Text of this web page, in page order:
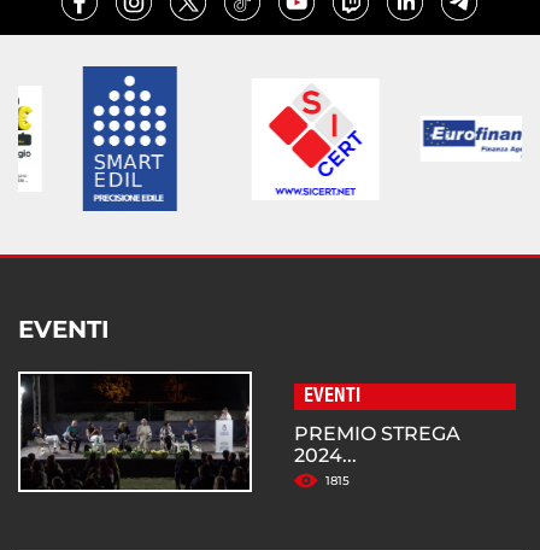
EVENTI
EVENTI
PREMIO STREGA
2024...
1815